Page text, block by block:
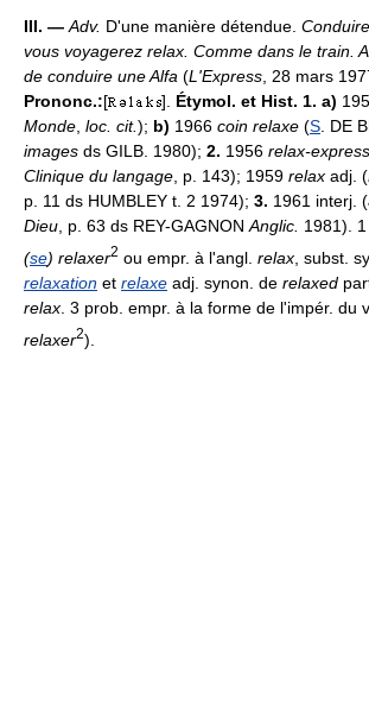
III. — Adv. D'une manière détendue.
vous voyagerez relax. Comme dans le train.
de conduire une Alfa (L'Express , 28 mars
Prononc.:[ ]. Étymol. et Hist. 1. a)
Monde loc. cit.); b) 1966 coin relaxe (S . DE
images ds GILB. 1980); 2. 1956 relax-express
Clinique du langage , p. 143); 1959 relax adj. (
p. 11 ds HUMBLEY t. 2 1974); 3. 1961 interj.
Dieu , p. 63 ds REY-GAGNON Anglic. 1981).
(se) relaxer2 ou empr. à l'angl. relax , subst.
relaxation et relaxe adj. synon. de relaxed
relax . 3 prob. empr. à la forme de l'impér. du
relaxer2).